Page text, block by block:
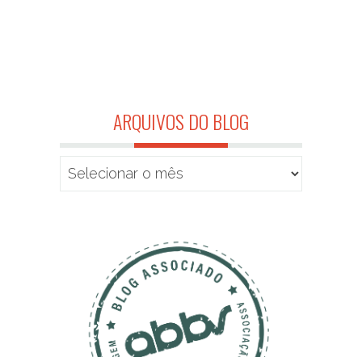
ARQUIVOS DO BLOG